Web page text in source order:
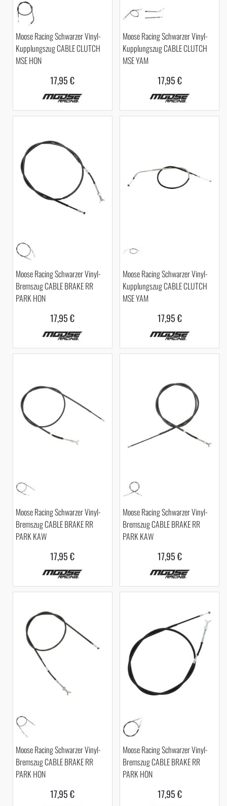
Moose Racing Schwarzer Vinyl-
Kupplungszug CABLE CLUTCH
MSE HON
17,95 €
Moose Racing Schwarzer Vinyl-
Kupplungszug CABLE CLUTCH
MSE YAM
17,95 €
Moose Racing Schwarzer Vinyl-
Bremszug CABLE BRAKE RR
PARK HON
17,95 €
Moose Racing Schwarzer Vinyl-
Kupplungszug CABLE CLUTCH
MSE YAM
17,95 €
Moose Racing Schwarzer Vinyl-
Bremszug CABLE BRAKE RR
PARK KAW
17,95 €
Moose Racing Schwarzer Vinyl-
Bremszug CABLE BRAKE RR
PARK KAW
17,95 €
Moose Racing Schwarzer Vinyl-
Bremszug CABLE BRAKE RR
PARK HON
17,95 €
Moose Racing Schwarzer Vinyl-
Bremszug CABLE BRAKE RR
PARK HON
17,95 €